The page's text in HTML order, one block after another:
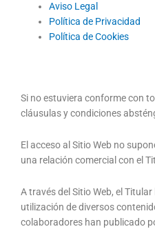
Aviso Legal
Política de Privacidad
Política de Cookies
Si no estuviera conforme con
cláusulas y condiciones
El acceso al Sitio Web no
una relación comercial con el
A través del Sitio Web, el
utilización de diversos
colaboradores han publicado